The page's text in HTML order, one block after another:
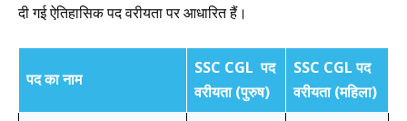
दी गई ऐतिहासिक पद वरीयता पर आधारित हैं।
पद का नाम
SSC CGL पद
वरीयता (पुरुष)
SSC CGL पद
वरीयता (महिला)